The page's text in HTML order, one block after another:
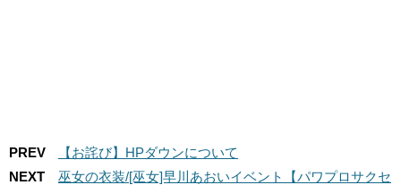
PREV
【お詫び】HPダウンについて
NEXT
巫女の衣装/[巫女]早川あおいイベント【パワプロサクセ